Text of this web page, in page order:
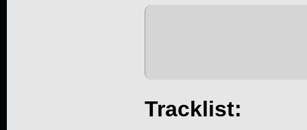
Tracklist: